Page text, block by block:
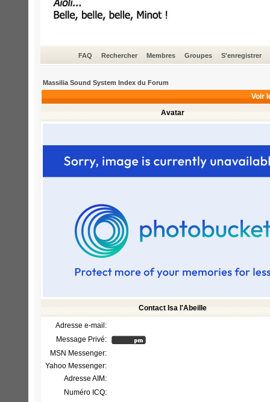
FAQ Rechercher Membres Groupes S'enregistrer
Massilia Sound System Index du Forum
Voir
Avatar
Contact Isa l'Abeille
Adresse e-mail:
Message Privé:
MSN Messenger:
Yahoo Messenger:
Adresse AIM:
Numéro ICQ: